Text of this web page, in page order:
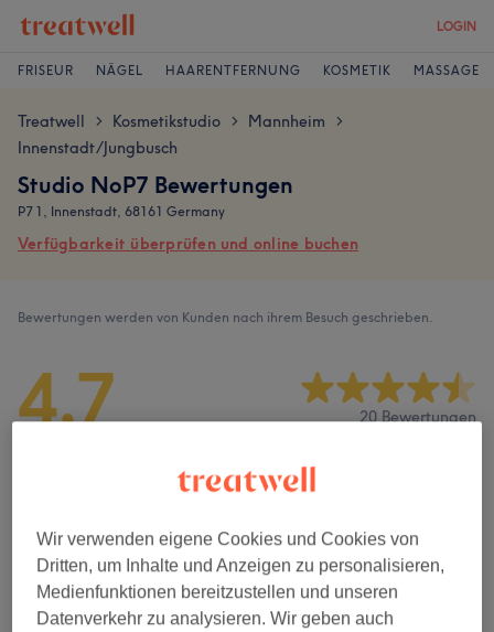
LOGIN
FRISEUR NÄGEL HAARENTFERNUNG KOSMETIK MASSAGE
Treatwell > Kosmetikstudio > Mannheim >
Innenstadt/Jungbusch
Studio NoP7 Bewertungen
P7 1, Innenstadt, 68161 Germany
Verfügbarkeit überprüfen und online buchen
Bewertungen werden von Kunden nach ihrem Besuch geschrieben.
4,7 20 Bewertungen
Service
Wir verwenden eigene Cookies und Cookies von
Dritten, um Inhalte und Anzeigen zu personalisieren,
Medienfunktionen bereitzustellen und unseren
Datenverkehr zu analysieren. Wir geben auch